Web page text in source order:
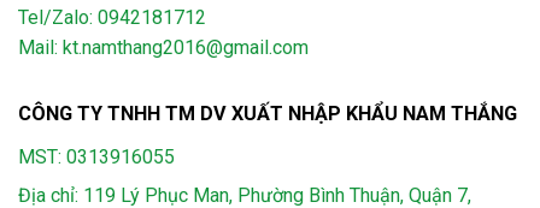
Tel/Zalo: 0942181712
Mail: kt.namthang2016@gmail.com
CÔNG TY TNHH TM DV XUẤT NHẬP KHẨU NAM THẮNG
MST: 0313916055
Địa chỉ: 119 Lý Phục Man, Phường Bình Thuận, Quận 7,